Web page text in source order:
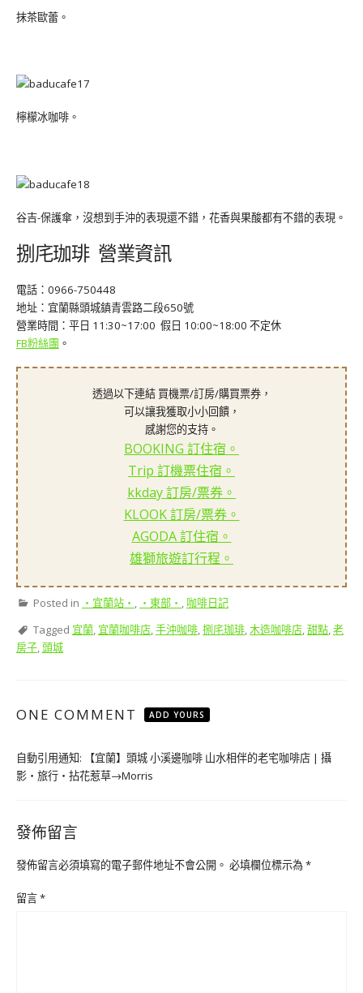
抹茶歐蕾。
檸檬冰咖啡。
谷吉-保護傘，沒想到手沖的表現還不錯，花香與果酸都有不錯的表現。
捌㡯珈琲 營業資訊
電話：0966-750448
地址：宜蘭縣頭城鎮青雲路二段650號
營業時間：平日 11:30~17:00 假日 10:00~18:00 不定休
FB粉絲團 。
透過以下連結 買機票/訂房/購買票券，
可以讓我獲取小小回饋，
感謝您的支持。
BOOKING 訂住宿。
Trip 訂機票住宿。
kkday 訂房/票券。
KLOOK 訂房/票券。
AGODA 訂住宿。
雄獅旅遊訂行程。
Posted in ‧宜蘭站‧ , ‧東部‧ , 咖啡日記
Tagged 宜蘭, 宜蘭咖啡店,手沖咖啡,捌㡯珈琲,木造咖啡店,甜點,老
房子,頭城
ONE COMMENT ADD YOURS
自動引用通知:
【宜蘭】頭城 小溪邊咖啡 山水相伴的老宅咖啡店 | 攝
影‧旅行‧拈花惹草→Morris
發佈留言
發佈留言必須填寫的電子郵件地址不會公開。 必填欄位標示為*
留言*